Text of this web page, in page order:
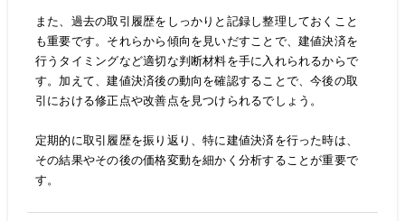
また、過去の取引履歴をしっかりと記録し整理しておくこと
も重要です。それらから傾向を見いだすことで、建値決済を
行うタイミングなど適切な判断材料を手に入れられるからで
す。加えて、建値決済後の動向を確認することで、今後の取
引における修正点や改善点を見つけられるでしょう。
定期的に取引履歴を振り返り、特に建値決済を行った時は、
その結果やその後の価格変動を細かく分析することが重要で
す。